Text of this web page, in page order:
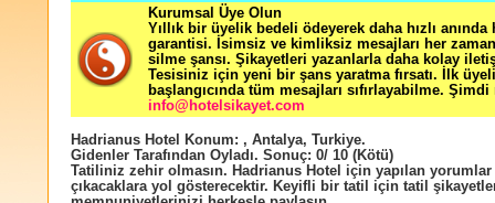
Kurumsal Üye Olun
Yıllık bir üyelik bedeli ödeyerek daha hızlı
garantisi. İsimsiz ve kimliksiz mesajları her zaman
silme şansı. Şikayetleri yazanlarla daha kolay
Tesisiniz için yeni bir şans yaratma fırsatı. İlk
başlangıcında tüm mesajları sıfırlayabilme. Şimdi
info@hotelsikayet.com
Hadrianus Hotel Konum: , Antalya, Turkiye.
Gidenler Tarafından Oyladı. Sonuç: 0/ 10 (Kötü)
Tatiliniz zehir olmasın. Hadrianus Hotel için yapılan
çıkacaklara yol gösterecektir. Keyifli bir tatil için tatil